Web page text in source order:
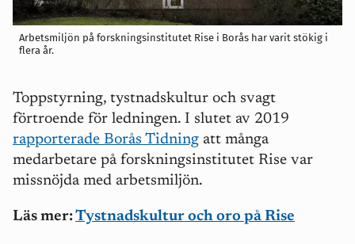
Arbetsmiljön på forskningsinstitutet Rise i Borås har varit stökig i
flera år.
Toppstyrning, tystnadskultur och svagt
förtroende för ledningen. I slutet av 2019
rapporterade Borås Tidning att många
medarbetare på forskningsinstitutet Rise var
missnöjda med arbetsmiljön.
Läs mer:Tystnadskultur och oro på Rise